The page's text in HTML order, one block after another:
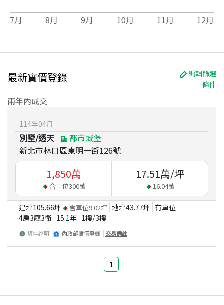
7月 8月 9月 10月 11月 12月
最新實價登錄
編輯篩選
條件
兩年內成交
114年04月
別墅/透天
都市城堡
新北市林口區東明一街126號
1,850萬
含車位300萬
17.51萬/坪
16.04萬
建坪105.66坪 含車位9.02坪 地坪43.77坪 有車位
4房3廳3衛 15.1年 1樓/3樓
資料說明 內政部實價登錄 交易備註
1